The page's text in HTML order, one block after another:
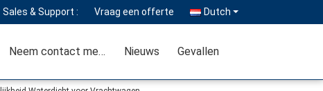
Sales & Support : Vraag een offerte Dutch
Neem contact met ons op Nieuws Gevallen